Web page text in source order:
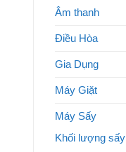
Âm thanh
Điều Hòa
Gia Dụng
Máy Giặt
Máy Sấy
Khối lượng sấy